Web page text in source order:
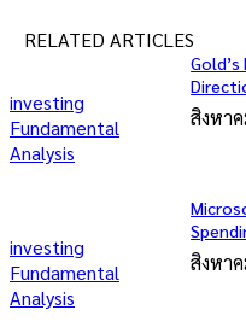
RELATED ARTICLES
investing
Fundamental
Analysis
สิงหา
investing
Fundamental
Analysis
สิงหา